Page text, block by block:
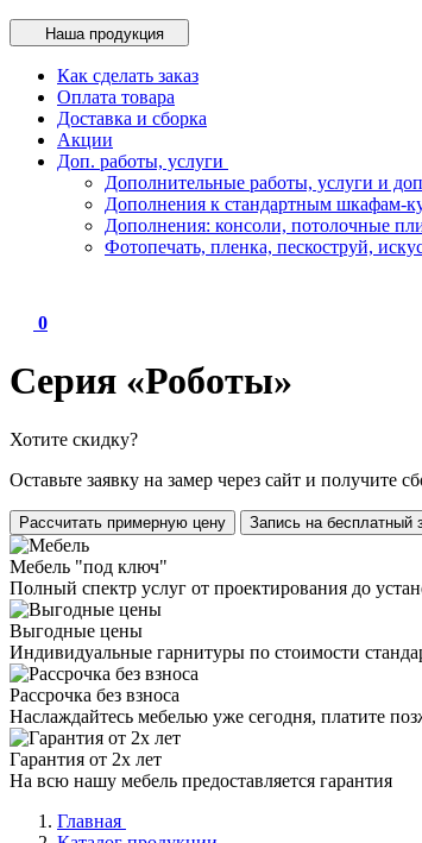
Наша продукция
Как сделать заказ
Оплата товара
Доставка и сборка
Акции
Доп. работы, услуги
Дополнительные работы, услуги и
Дополнения к стандартным шкафам-
Дополнения: консоли, потолочные
Фотопечать, пленка, пескоструй,
0
Серия «Роботы»
Хотите скидку?
Оставьте заявку на замер через сайт и получите
Рассчитать примерную цену Запись на бесплатный
Мебель "под ключ"
Полный спектр услуг от проектирования до
Выгодные цены
Индивидуальные гарнитуры по стоимости
Рассрочка без взноса
Наслаждайтесь мебелью уже сегодня, платите
Гарантия от 2х лет
На всю нашу мебель предоставляется гарантия
Главная